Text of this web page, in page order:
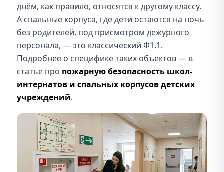
днём, как правило, относятся к другому классу.
А спальные корпуса, где дети остаются на ночь
без родителей, под присмотром дежурного
персонала, — это классический Ф1.1.
Подробнее о специфике таких объектов — в
статье про пожарную безопасность школ-
интернатов и спальных корпусов детских
учреждений.